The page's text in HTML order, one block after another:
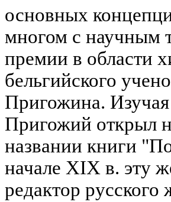
основных
многом с научным
премии в области
бельгийского
Пригожина.
Пригожий открыл
названии книги
начале XIX в. эту
редактор